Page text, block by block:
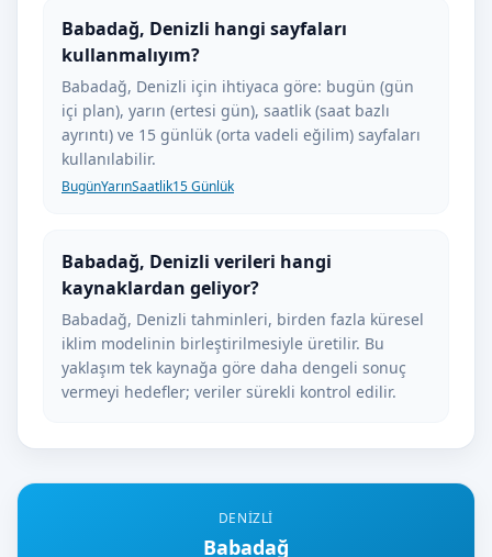
DENIZLI
Babadağ
Babadağ, Denizli hangi sayfaları
kullanmalıyım?
Babadağ, Denizli için ihtiyaca göre: bugün (gün
içi plan), yarın (ertesi gün), saatlik (saat bazlı
ayrıntı) ve 15 günlük (orta vadeli eğilim) sayfaları
kullanılabilir.
BugünYarınSaatlik15 Günlük
Babadağ, Denizli verileri hangi
kaynaklardan geliyor?
Babadağ, Denizli tahminleri, birden fazla küresel
iklim modelinin birleştirilmesiyle üretilir. Bu
yaklaşım tek kaynağa göre daha dengeli sonuç
vermeyi hedefler; veriler sürekli kontrol edilir.